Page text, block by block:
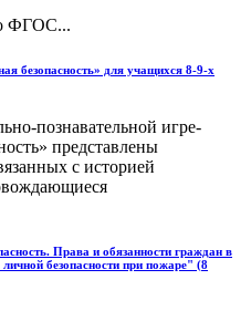
ФГОС...
безопасность» для учащихся 8-9-х
познавательной игре-
представлены
с историей
Права и обязанности граждан в
безопасности при пожаре" (8